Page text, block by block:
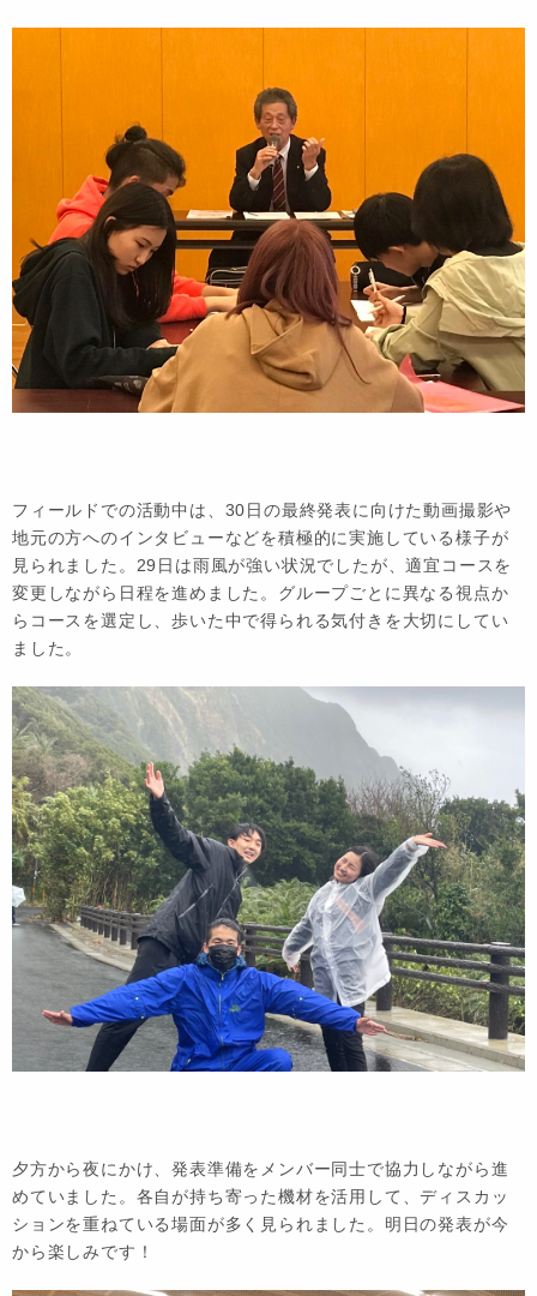
フィールドでの活動中は、30日の最終発表に向けた動画撮影や
地元の方へのインタビューなどを積極的に実施している様子が
見られました。 29日は雨風が強い状況でしたが、適宜コースを
変更しながら日程を進めました。グループごとに異なる視点か
らコースを選定し、歩いた中で得られる気付きを大切にしてい
ました。
夕方から夜にかけ、発表準備をメンバー同士で協力しながら進
めていました。各自が持ち寄った機材を活用して、ディスカッ
ションを重ねている場面が多く見られました。 明日の発表が今
から楽しみです！